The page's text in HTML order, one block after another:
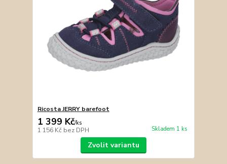
Ricosta JERRY barefoot
1 399 Kč/ks
1 156 Kč bez DPH Skladem 1 ks
Zvolit variantu